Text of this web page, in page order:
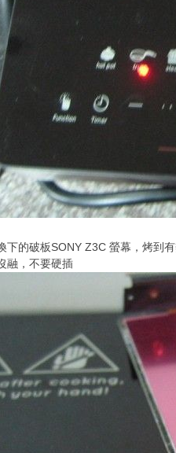
下的破板SONY Z3C 螢幕，烤到
融，不要硬插